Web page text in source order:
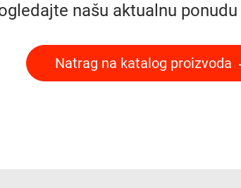
našu aktualnu
Natrag na katalog proizvoda